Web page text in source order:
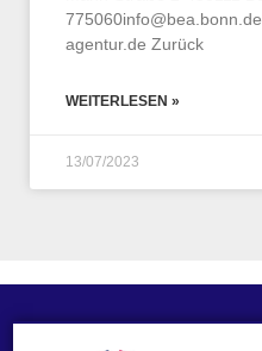
775060info@bea.bonn.de
agentur.de Zurück
WEITERLESEN »
13/07/2023